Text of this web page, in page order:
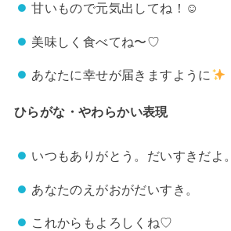
甘いもので元気出してね！☺
美味しく食べてね〜♡
あなたに幸せが届きますように
ひらがな・やわらかい表現
いつもありがとう。だいすきだよ。
あなたのえがおがだいすき。
これからもよろしくね♡